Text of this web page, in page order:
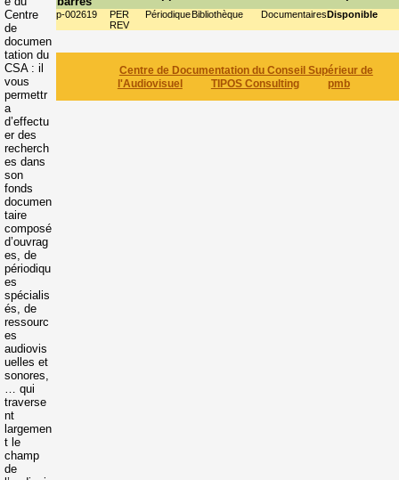
p-002619
PER
REV
Périodique Bibliothèque Documentaires Disponible
Centre de Documentation du Conseil Supérieur de
l'Audiovisuel
TIPOS Consulting pmb
Centre
de
documen
tation du
CSA : il
vous
permettr
a
d’effectu
er des
recherch
es dans
son
fonds
documen
taire
composé
d’ouvrag
es, de
périodiqu
es
spécialis
és, de
ressourc
es
audiovis
uelles et
sonores,
… qui
traverse
nt
largemen
t le
champ
de